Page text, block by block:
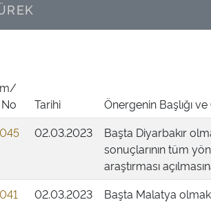
Tarihi
Önergenin Başlığı
02.03.2023
Başta Diyarbakır
sonuçlarının tüm
araştırması
02.03.2023
Başta Malatya